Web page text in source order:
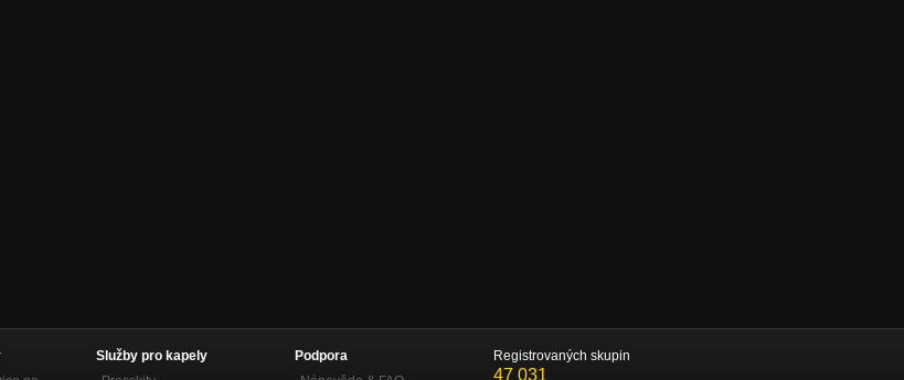
Služby pro kapely
Podpora
Registrovaných skupin
47 031